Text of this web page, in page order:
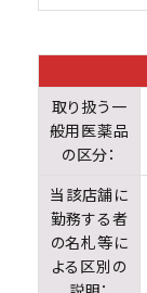
取り扱う一
般用医薬品
の区分：
当該店舗に
勤務する者
の名札等に
よる区別の